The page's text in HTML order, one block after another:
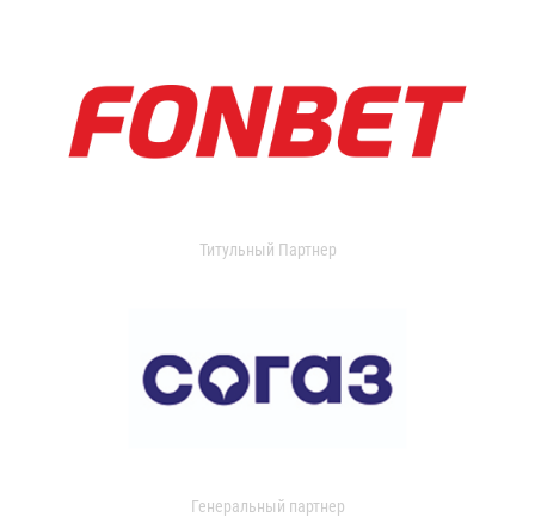
Титульный Партнер
Генеральный партнер